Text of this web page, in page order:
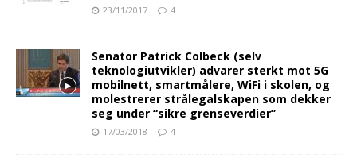
23/11/2017 4
Senator Patrick Colbeck (selv
teknologiutvikler) advarer sterkt mot 5G
mobilnett, smartmålere, WiFi i skolen, og
molestrerer strålegalskapen som dekker
seg under “sikre grenseverdier”
17/03/2018 4